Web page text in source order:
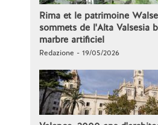
Rima et le patrimoine
sommets de l'Alta Valsesia
marbre artificiel
Redazione - 19/05/2026